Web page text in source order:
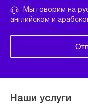
Мы говорим на
английском и
Наши услуги